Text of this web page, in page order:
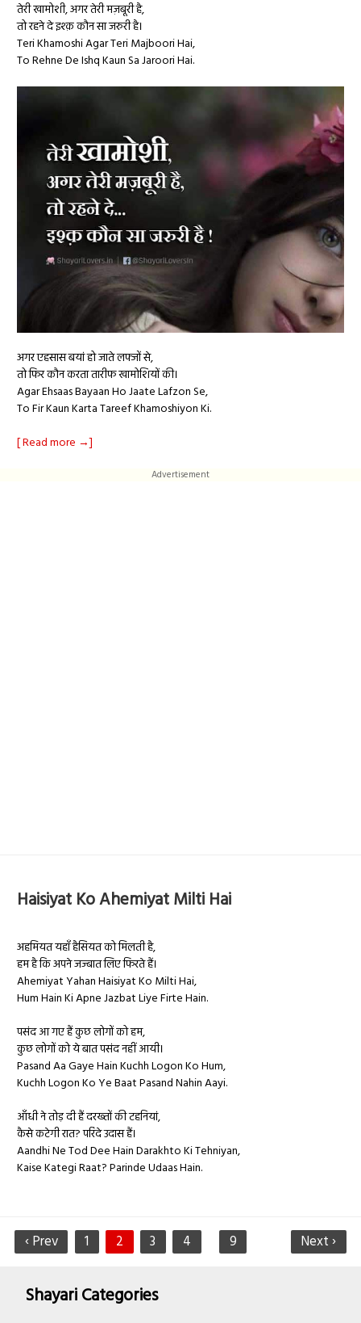
तेरी खामोशी, अगर तेरी मज़बूरी है,
तो रहने दे इश्क़ कौन सा जरुरी है।
Teri Khamoshi Agar Teri Majboori Hai,
To Rehne De Ishq Kaun Sa Jaroori Hai.
अगर एहसास बयां हो जाते लफ्जों से,
तो फिर कौन करता तारीफ खामोशियों की।
Agar Ehsaas Bayaan Ho Jaate Lafzon Se,
To Fir Kaun Karta Tareef Khamoshiyon Ki.
[ Read more →]
Advertisement
Haisiyat Ko Ahemiyat Milti Hai
अहमियत यहाँ हैसियत को मिलती है,
हम है कि अपने जज्बात लिए फिरते हैं।
Ahemiyat Yahan Haisiyat Ko Milti Hai,
Hum Hain Ki Apne Jazbat Liye Firte Hain.
पसंद आ गए हैं कुछ लोगों को हम,
कुछ लोगों को ये बात पसंद नहीं आयी।
Pasand Aa Gaye Hain Kuchh Logon Ko Hum,
Kuchh Logon Ko Ye Baat Pasand Nahin Aayi.
आँधी ने तोड़ दी हैं दरख्तों की टहनियां,
कैसे कटेगी रात? परिंदे उदास हैं।
Aandhi Ne Tod Dee Hain Darakhto Ki Tehniyan,
Kaise Kategi Raat? Parinde Udaas Hain.
‹ Prev 1 2 3 4 9 Next ›
Shayari Categories